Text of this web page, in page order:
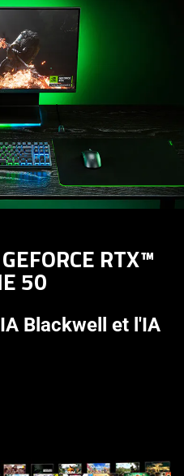
RTX™
50
Blackwell et l'IA